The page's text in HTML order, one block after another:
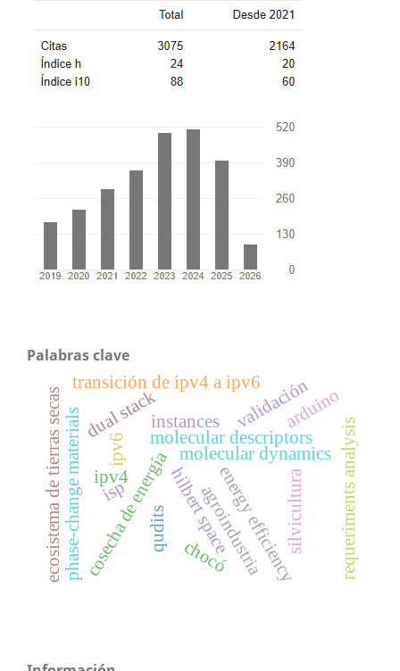
Palabras clave
cosecha de energía
ipv6
ipv4 energy efficiency
molecular descriptors
molecular dynamics
phase-change materials qudits hilbert space
ecosistema de tierras secas silvicultura requeriments analysis
instances
dual stack
isp
transición de ipv4 a ipv6
agroindustria
chocó
validaciónarduino